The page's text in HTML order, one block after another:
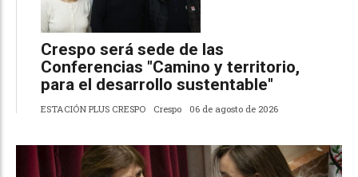
Crespo será sede de las
Conferencias "Camino y territorio,
para el desarrollo sustentable"
ESTACIÓN PLUS CRESPO Crespo 06 de agosto de 2026